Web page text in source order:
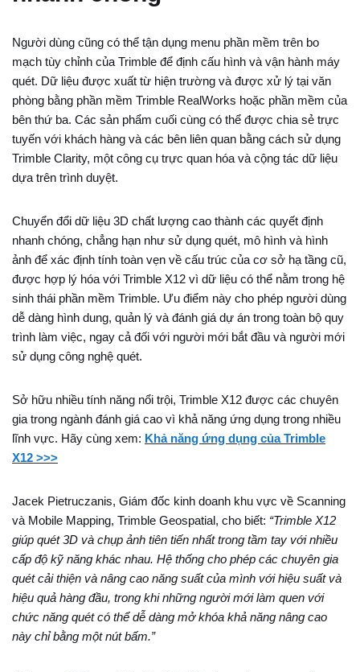
Người dùng cũng có thể tận dụng menu phần mềm trên bo
mạch tùy chỉnh của Trimble để định cấu hình và vận hành máy
quét. Dữ liệu được xuất từ ​​hiện trường và được xử lý tại văn
phòng bằng phần mềm Trimble RealWorks hoặc phần mềm của
bên thứ ba. Các sản phẩm cuối cùng có thể được chia sẻ trực
tuyến với khách hàng và các bên liên quan bằng cách sử dụng
Trimble Clarity, một công cụ trực quan hóa và cộng tác dữ liệu
dựa trên trình duyệt.
Chuyển đổi dữ liệu 3D chất lượng cao thành các quyết định
nhanh chóng, chẳng hạn như sử dụng quét, mô hình và hình
ảnh để xác định tính toàn vẹn về cấu trúc của cơ sở hạ tầng cũ,
được hợp lý hóa với Trimble X12 vì dữ liệu có thể nằm trong hệ
sinh thái phần mềm Trimble. Ưu điểm này cho phép người dùng
dễ dàng hình dung, quản lý và đánh giá dự án trong toàn bộ quy
trình làm việc, ngay cả đối với người mới bắt đầu và người mới
sử dụng công nghệ quét.
Sở hữu nhiều tính năng nổi trội, Trimble X12 được các chuyên
gia trong ngành đánh giá cao vì khả năng ứng dụng trong nhiều
lĩnh vực. Hãy cùng xem: Khả năng ứng dụng của Trimble
X12 >>>
Jacek Pietruczanis, Giám đốc kinh doanh khu vực về Scanning
và Mobile Mapping, Trimble Geospatial, cho biết: “Trimble X12
giúp quét 3D và chụp ảnh tiên tiến nhất trong tầm tay với nhiều
cấp độ kỹ năng khác nhau. Hệ thống cho phép các chuyên gia
quét cải thiện và nâng cao năng suất của mình với hiệu suất và
hiệu quả hàng đầu, trong khi những người mới làm quen với
chức năng quét có thể dễ dàng mở khóa khả năng nâng cao
này chỉ bằng một nút bấm.”